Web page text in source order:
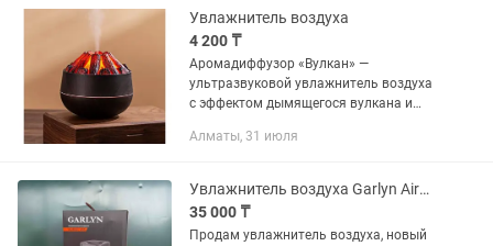
Увлажнитель воздуха
4 200 ₸
Аромадиффузор «Вулкан» —
ультразвуковой увлажнитель воздуха
с эффектом дымящегося вулкана и
распыляет аромат, создает уютную
масел....
Алматы, 31 июля
Увлажнитель воздуха Garlyn AirMist V10
35 000 ₸
Продам увлажнитель воздуха, новый